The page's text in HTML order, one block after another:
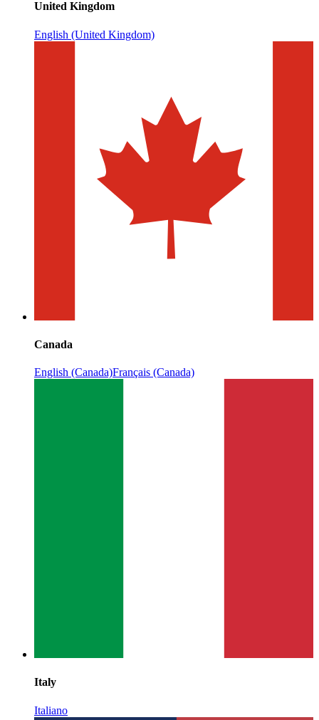
United Kingdom
English (United Kingdom)
Canada
English (Canada)Français (Canada)
Italy
Italiano